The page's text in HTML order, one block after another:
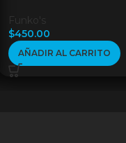
Funko's
$450.00
AÑADIR AL CARRITO